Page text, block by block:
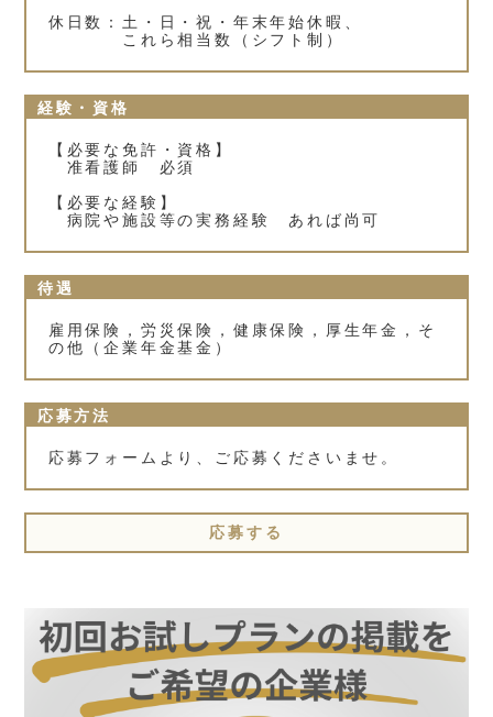
休日数：土・日・祝・年末年始休暇、
これら相当数（シフト制）
経験・資格
【必要な免許・資格】
准看護師 必須
【必要な経験】
病院や施設等の実務経験 あれば尚可
待遇
雇用保険，労災保険，健康保険，厚生年金，そ
の他（企業年金基金）
応募方法
応募フォームより、ご応募くださいませ。
応募する